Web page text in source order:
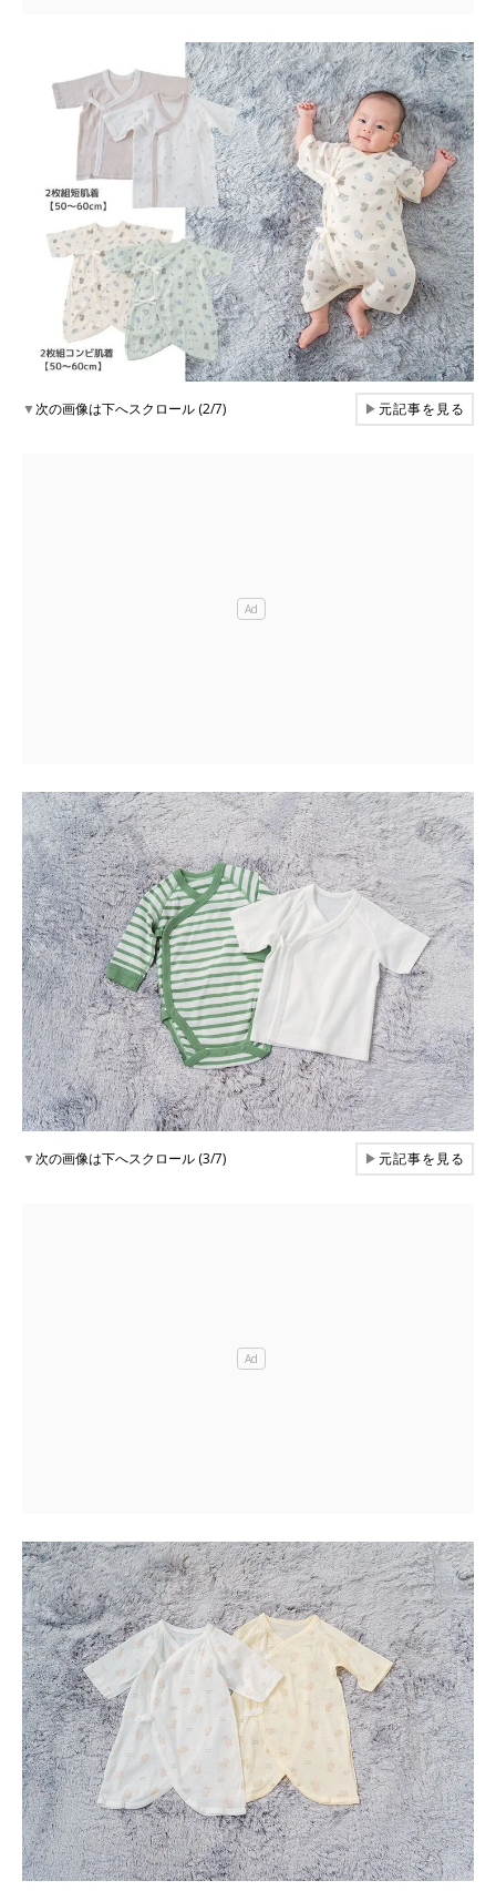
▼次の画像は下へスクロール (2/7) ▶元記事を見る
▼次の画像は下へスクロール (3/7) ▶元記事を見る